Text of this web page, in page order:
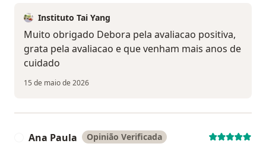
Instituto Tai Yang
Muito obrigado Debora pela avaliacao positiva,
grata pela avaliacao e que venham mais anos de
cuidado
15 de maio de 2026
Ana Paula Opinião Verificada